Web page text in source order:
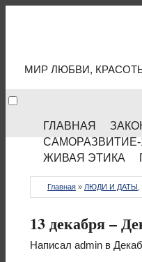
МИР ЛЮБВИ,
ГЛАВНАЯ
САМОРАЗВИТИЕ-
ЖИВАЯ ЭТИКА
Главная » ЛЮДИ И ДАТЫ
13 декабря –
Написал admin в